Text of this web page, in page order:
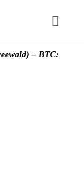
– BTC: